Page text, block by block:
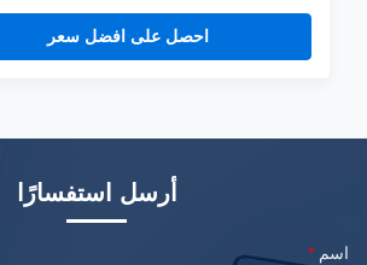
dinos adopt high density sponge,
standerd steel, durable motors and elastic
silicone skin. Waterproof, resistant to high
احصل على افضل سعر
أرسل استفسارًا
اسم *